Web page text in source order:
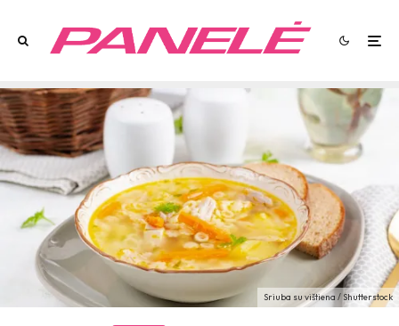
Sriuba su vištiena / Shutterstock